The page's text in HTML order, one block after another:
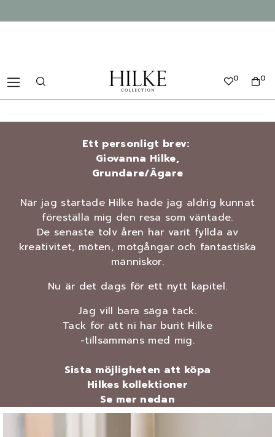
0
0
Ett personligt brev:
Giovanna Hilke,
Grundare/Ägare
När jag startade Hilke hade jag aldrig kunnat
föreställa mig den resa som väntade.
De senaste tolv åren har varit fyllda av
kreativitet, möten, motgångar och fantastiska
människor.
Nu är det dags för ett nytt kapitel.
Jag vill bara säga tack.
Tack för att ni har burit Hilke
-tillsammans med mig.
Sista möjligheten att köpa
Hilkes kollektioner
Se mer nedan